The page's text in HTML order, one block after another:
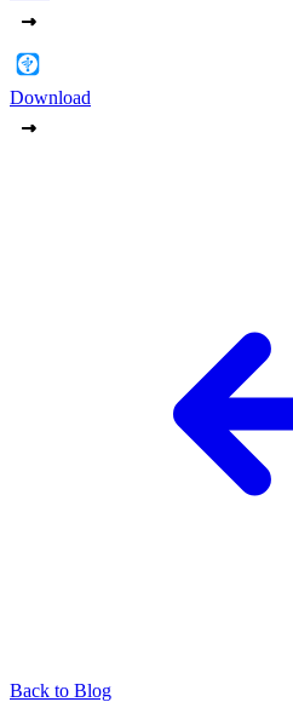
Download
Back to Blog